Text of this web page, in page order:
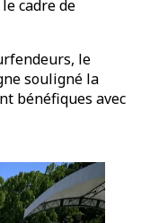
cadre de
le
souligné la
bénéfiques avec